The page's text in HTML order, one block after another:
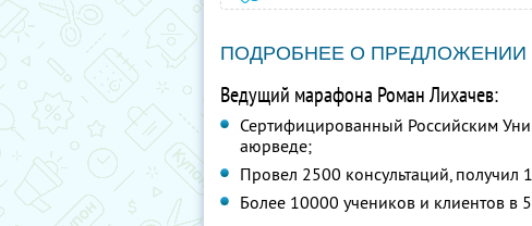
ПОДРОБНЕЕ О ПРЕДЛОЖЕНИИ
Ведущий марафона Роман Лихачев:
Сертифицированный Российским
аюрведе;
Провел 2500 консультаций, получил
Более 10000 учеников и клиентов в